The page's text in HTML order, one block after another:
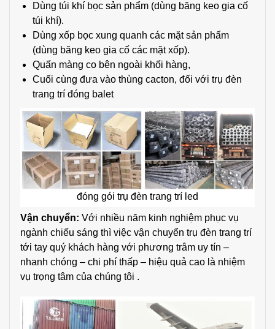
Dùng túi khí bọc sản phẩm (dùng băng keo gia cố
túi khí).
Dùng xốp bọc xung quanh các mặt sản phẩm
(dùng băng keo gia cố các mặt xốp).
Quấn màng co bên ngoài khối hàng,
Cuối cùng đưa vào thùng cacton, đối với trụ đèn
trang trí đóng balet
đóng gói trụ đèn trang trí led
Vận chuyển: Với nhiều năm kinh nghiệm phục vụ
ngành chiếu sáng thì việc vận chuyển trụ đèn trang trí
tới tay quý khách hàng với phương trâm uy tín –
nhanh chóng – chi phí thấp – hiệu quả cao là nhiệm
vụ trọng tâm của chúng tôi .